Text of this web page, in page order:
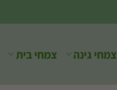
צמחי גינה צמחי בית